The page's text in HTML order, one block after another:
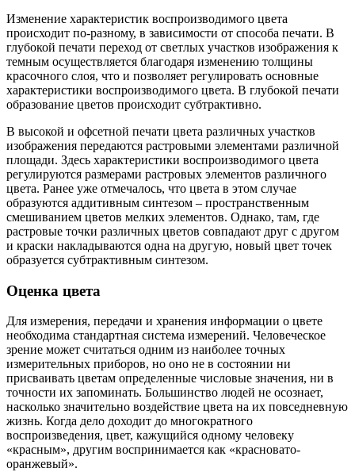
Изменение характеристик воспроизводимого цвета
происходит по-разному, в зависимости от способа печати. В
глубокой печати переход от светлых участков изображения к
темным осуществляется благодаря изменению толщины
красочного слоя, что и позволяет регулировать основные
характеристики воспроизводимого цвета. В глубокой печати
образование цветов происходит субтрактивно.
В высокой и офсетной печати цвета различных участков
изображения передаются растровыми элементами различной
площади. Здесь характеристики воспроизводимого цвета
регулируются размерами растровых элементов различного
цвета. Ранее уже отмечалось, что цвета в этом случае
образуются аддитивным синтезом – пространственным
смешиванием цветов мелких элементов. Однако, там, где
растровые точки различных цветов совпадают друг с другом
и краски накладываются одна на другую, новый цвет точек
образуется субтрактивным синтезом.
Оценка цвета
Для измерения, передачи и хранения информации о цвете
необходима стандартная система измерений. Человеческое
зрение может считаться одним из наиболее точных
измерительных приборов, но оно не в состоянии ни
присваивать цветам определенные числовые значения, ни в
точности их запоминать. Большинство людей не осознает,
насколько значительно воздействие цвета на их повседневную
жизнь. Когда дело доходит до многократного
воспроизведения, цвет, кажущийся одному человеку
«красным», другим воспринимается как «красновато-
оранжевый».